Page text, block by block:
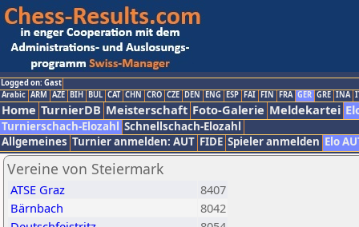
Logged on: Gast
Arabic ARM AZE BIH BUL CAT CHN CRO CZE DEN ENG ESP FAI FIN FRA GER GRE INA
Home TurnierDB Meisterschaft Foto-Galerie Meldekartei
Turnierschach-Elozahl Schnellschach-Elozahl
Allgemeines Turnier anmelden: AUT FIDE Spieler anmelden Elo
Vereine von Steiermark
ATSE Graz
8407
Bärnbach
8042